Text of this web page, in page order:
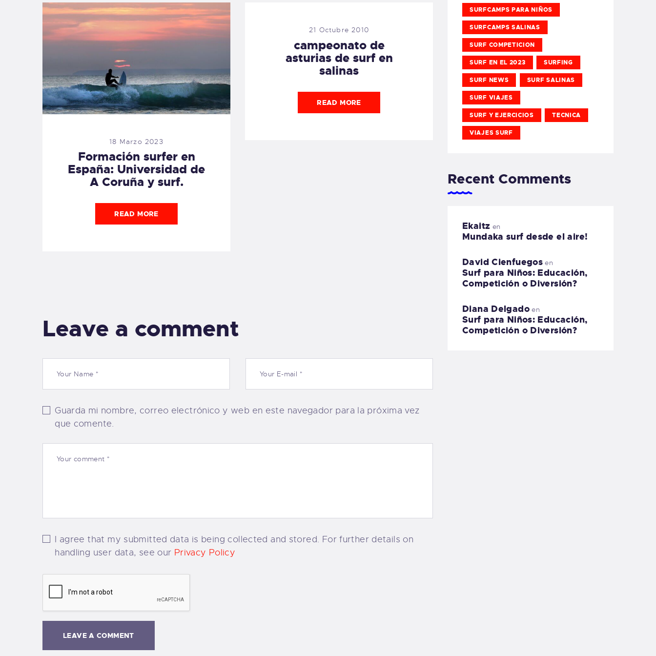
18 Marzo 2023
Formación surfer en
España: Universidad de
A Coruña y surf.
READ MORE
21 Octubre 2010
campeonato de
asturias de surf en
salinas
READ MORE
Leave a comment
Guarda mi nombre, correo electrónico y web en este navegador para la próxima vez
que comente.
I agree that my submitted data is being collected and stored. For further details on
handling user data, see our Privacy Policy
SURFCAMPS PARA NIÑOS
SURFCAMPS SALINAS
SURF COMPETICION
SURF EN EL 2023 SURFING
SURF NEWS SURF SALINAS
SURF VIAJES
SURF Y EJERCICIOS TECNICA
VIAJES SURF
Recent Comments
Ekaitz en
Mundaka surf desde el aire!
David Cienfuegos en
Surf para Niños: Educación,
Competición o Diversión?
Diana Delgadoen
Surf para Niños: Educación,
Competición o Diversión?